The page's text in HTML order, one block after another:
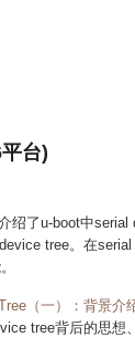
台)
绍了u-boot中
tree。在
（一）：背景介
tree背后的思想